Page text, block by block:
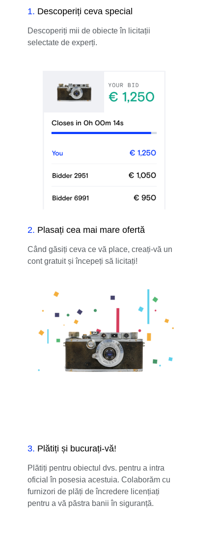
1. Descoperiți ceva special
Descoperiți mii de obiecte în licitații
selectate de experți.
2. Plasați cea mai mare ofertă
Când găsiți ceva ce vă place, creați-vă un
cont gratuit și începeți să licitați!
3. Plătiți și bucurați-vă!
Plătiți pentru obiectul dvs. pentru a intra
oficial în posesia acestuia. Colaborăm cu
furnizori de plăți de încredere licențiați
pentru a vă păstra banii în siguranță.